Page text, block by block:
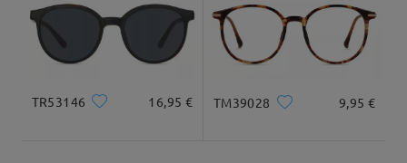
TR53146 16,95 € TM39028 9,95 €